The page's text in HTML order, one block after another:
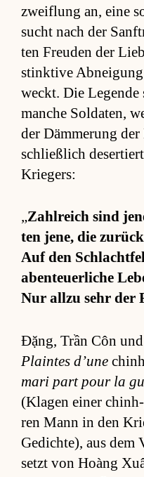
zweif­lung an, eine
sucht nach der
ten Freu­den der
stink­tive
weckt. Die Le­gende
man­che Sol­da­ten,
der Däm­me­rung
schließ­lich
Krie­gers:
„Zahl­reich sind
ten je­ne, die
Auf den
aben­teu­er­li­che
Nur allzu sehr der
Đặng, Trần Côn
Plain­tes d’une
mari part pour la
(Kla­gen ei­ner
ren Mann in den
Ge­dich­te), aus dem
setzt von Hoàng